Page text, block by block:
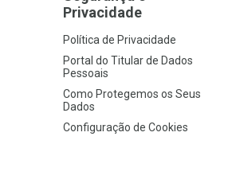
Privacidade
Política de Privacidade
Portal do Titular de Dados
Pessoais
Como Protegemos os Seus
Dados
Configuração de Cookies